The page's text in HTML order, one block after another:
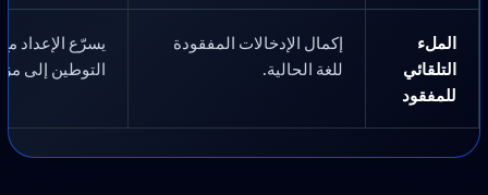
الملء
التلقائي
للمفقود
إكمال الإدخالات المفقودة
للغة الحالية.
يسرّع الإعداد
التوطين إلى